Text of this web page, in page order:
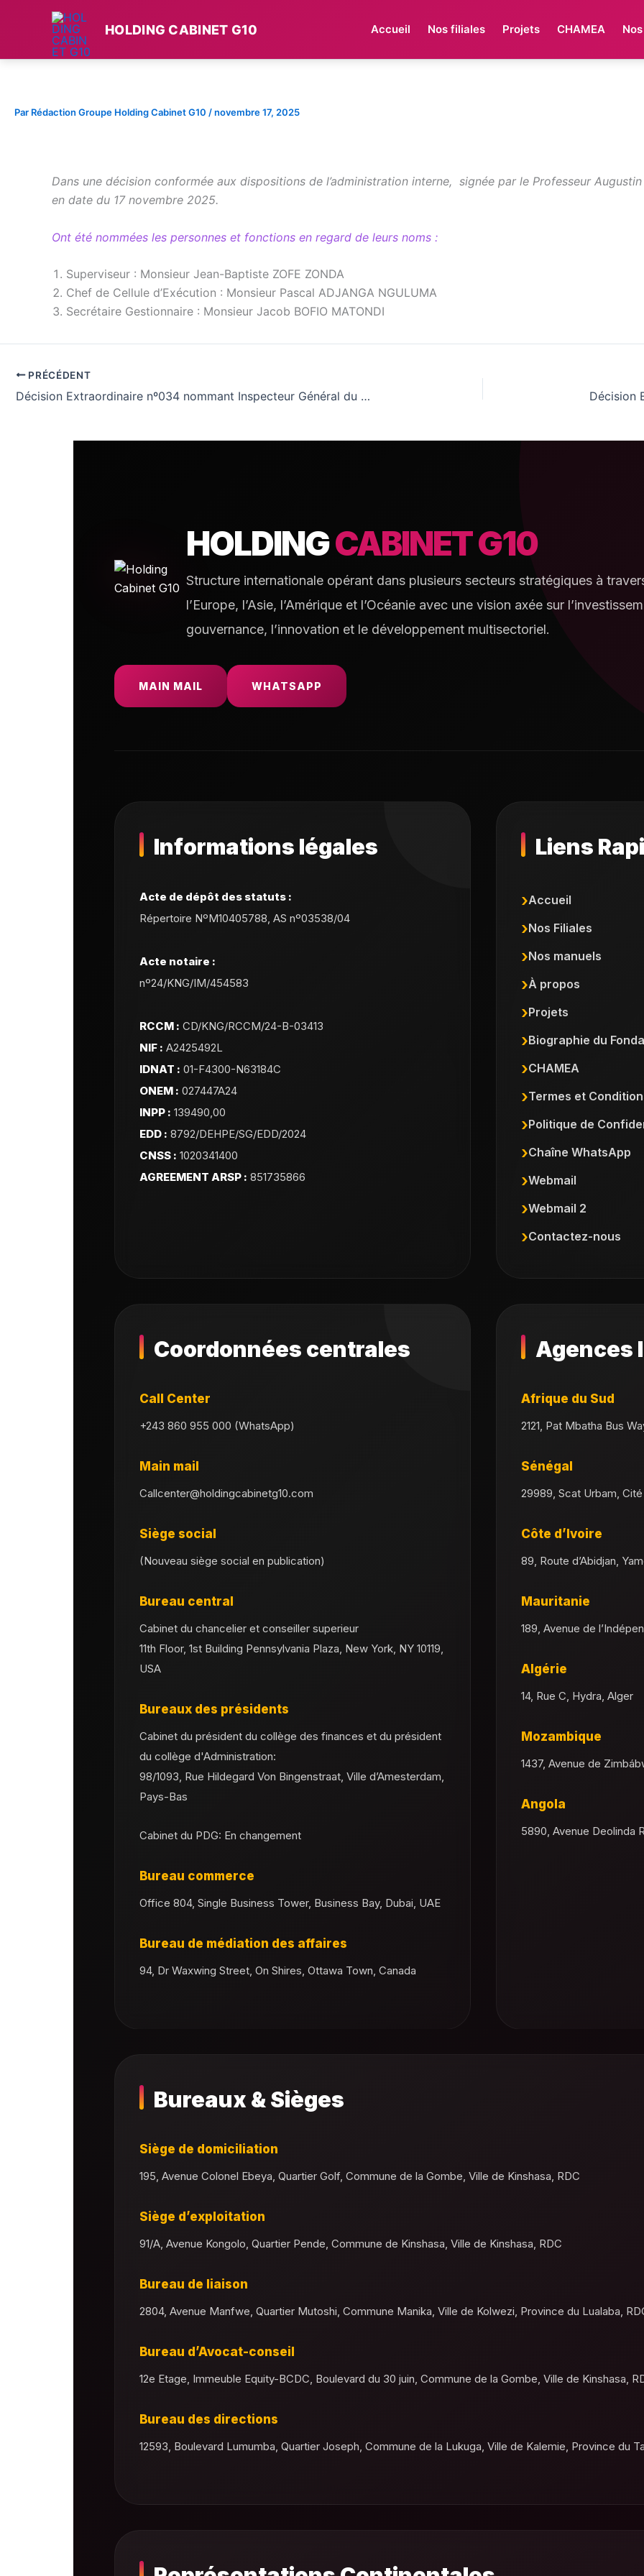
HOLDING CABINET G10 Accueil Nos filiales Projets CHAMEA
Par Rédaction Groupe Holding Cabinet G10 /novembre 17, 2025
Dans une décision conformée aux dispositions de l’administration interne, signée par le Professeur
en date du 17 novembre 2025.
Ont été nommées les personnes et fonctions en regard de leurs noms :
Superviseur : Monsieur Jean-Baptiste ZOFE ZONDA
Chef de Cellule d’Exécution : Monsieur Pascal ADJANGA NGULUMA
Secrétaire Gestionnaire : Monsieur Jacob BOFIO MATONDI
PRÉCÉDENT
Décision Extraordinaire nº034 nommant Inspecteur Général du Maniema
HOLDINGCABINET G10
Structure internationale opérant dans plusieurs secteurs stratégiques à
l’Europe, l’Asie, l’Amérique et l’Océanie avec une vision axée sur
gouvernance, l’innovation et le développement multisectoriel.
MAIN MAIL WHATSAPP
Informations légales
Acte de dépôt des statuts :
Répertoire NºM10405788, AS nº03538/04
Acte notaire :
nº24/KNG/IM/454583
RCCM : CD/KNG/RCCM/24-B-03413
NIF : A2425492L
IDNAT : 01-F4300-N63184C
ONEM : 027447A24
INPP : 139490,00
EDD : 8792/DEHPE/SG/EDD/2024
CNSS : 1020341400
AGREEMENT ARSP : 851735866
Liens
Accueil
Nos Filiales
Nos manuels
À propos
Projets
Biographie du
CHAMEA
Termes et
Politique de
Chaîne WhatsApp
Webmail
Webmail 2
Contactez-nous
Coordonnées centrales
Call Center
+243 860 955 000 (WhatsApp)
Main mail
Callcenter@holdingcabinetg10.com
Siège social
(Nouveau siège social en publication)
Bureau central
Cabinet du chancelier et conseiller superieur
11th Floor, 1st Building Pennsylvania Plaza, New York, NY 10119,
USA
Bureaux des présidents
Cabinet du président du collège des finances et du président
du collège d'Administration:
98/1093, Rue Hildegard Von Bingenstraat, Ville d’Amesterdam,
Pays-Bas
Cabinet du PDG: En changement
Bureau commerce
Office 804, Single Business Tower, Business Bay, Dubai, UAE
Bureau de médiation des affaires
94, Dr Waxwing Street, On Shires, Ottawa Town, Canada
Agences
Afrique du Sud
2121, Pat Mbatha Bus
Sénégal
29989, Scat Urbam,
Côte d’Ivoire
89, Route d’Abidjan,
Mauritanie
189, Avenue de
Algérie
14, Rue C, Hydra, Alger
Mozambique
1437, Avenue de
Angola
5890, Avenue Deolinda
Bureaux & Sièges
Siège de domiciliation
195, Avenue Colonel Ebeya, Quartier Golf, Commune de la Gombe, Ville de Kinshasa, RDC
Siège d’exploitation
91/A, Avenue Kongolo, Quartier Pende, Commune de Kinshasa, Ville de Kinshasa, RDC
Bureau de liaison
2804, Avenue Manfwe, Quartier Mutoshi, Commune Manika, Ville de Kolwezi, Province du Lualaba,
Bureau d’Avocat-conseil
12e Etage, Immeuble Equity-BCDC, Boulevard du 30 juin, Commune de la Gombe, Ville de Kinshasa,
Bureau des directions
12593, Boulevard Lumumba, Quartier Joseph, Commune de la Lukuga, Ville de Kalemie, Province du